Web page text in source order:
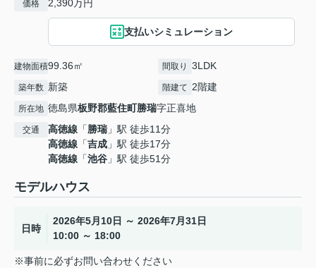
価格 2,390万円
支払いシミュレーション
建物面積99.36㎡ 間取り 3LDK
築年数 新築 階建て 2階建
所在地 徳島県板野郡藍住町勝瑞字正喜地
交通 高徳線 「勝瑞 」駅 徒歩11分
高徳線 「吉成 」駅 徒歩17分
高徳線 「池谷 」駅 徒歩51分
モデルハウス
日時
2026年5月10日 ～ 2026年7月31日
10:00 ～ 18:00
※事前に必ずお問い合わせください